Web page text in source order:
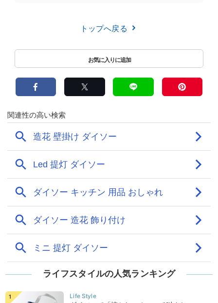
トップへ戻る
ライフスタイルの人気ランキング